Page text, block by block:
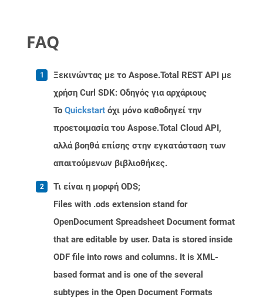
FAQ
Ξεκινώντας με το Aspose.Total REST API με
χρήση Curl SDK: Οδηγός για αρχάριους
Το Quickstart όχι μόνο καθοδηγεί την
προετοιμασία του Aspose.Total Cloud API,
αλλά βοηθά επίσης στην εγκατάσταση των
απαιτούμενων βιβλιοθήκες.
Τι είναι η μορφή ODS;
Files with .ods extension stand for
OpenDocument Spreadsheet Document format
that are editable by user. Data is stored inside
ODF file into rows and columns. It is XML-
based format and is one of the several
subtypes in the Open Document Formats